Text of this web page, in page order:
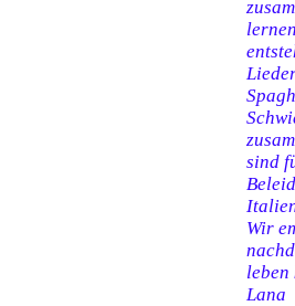
sind
Wir
leben
Lana